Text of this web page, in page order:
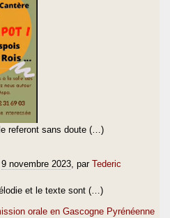
referont sans doute (…)
9 novembre 2023 , par Tederic
et le texte sont (…)
orale en Gascogne Pyrénéenne